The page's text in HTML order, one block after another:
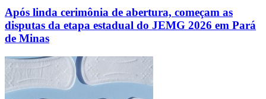
Após linda cerimônia de abertura, começam as
disputas da etapa estadual do JEMG 2026 em Pará
de Minas